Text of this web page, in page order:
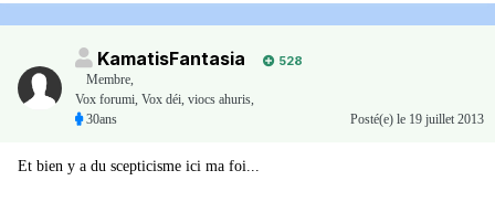
KamatisFantasia
528
Membre
Vox forumi, Vox déi, viocs ahuris,
30ans
Posté(e) le 19 juillet 2013
Et bien y a du scepticisme ici ma foi...